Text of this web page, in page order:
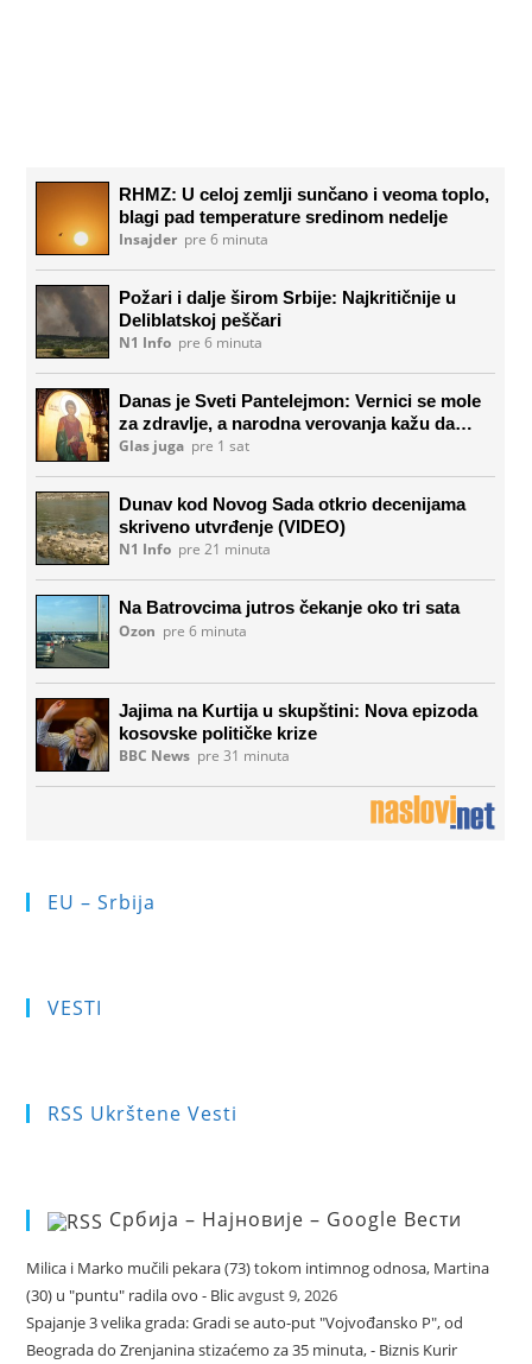
EU – Srbija
VESTI
RSS Ukrštene Vesti
Србија – Најновије – Google Вести
Milica i Marko mučili pekara (73) tokom intimnog odnosa, Martina
(30) u "puntu" radila ovo - Blicavgust 9, 2026
Spajanje 3 velika grada: Gradi se auto-put "Vojvođansko P", od
Beograda do Zrenjanina stizaćemo za 35 minuta, - Biznis Kurir